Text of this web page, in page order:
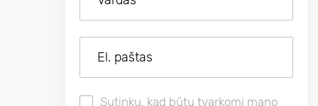
Sutinku, kad būtų tvarkomi mano